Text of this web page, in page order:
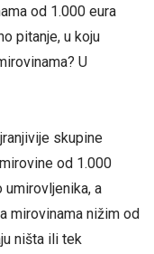
od 1.000 eura
pitanje, u koju
U
skupine
od 1.000
umirovljenika, a
mirovinama nižim od
ništa ili tek